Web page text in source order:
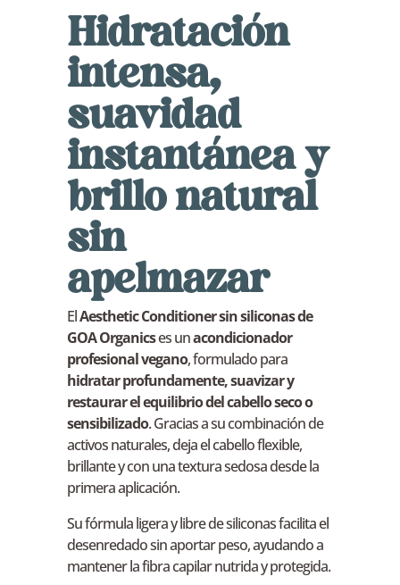
Hidratación
intensa,
suavidad
instantánea y
brillo natural
sin
apelmazar
ElAesthetic Conditioner sin siliconas de
GOA Organicses unacondicionador
profesional vegano, formulado para
hidratar profundamente, suavizar y
restaurar el equilibrio del cabello seco o
sensibilizado. Gracias a su combinación de
activos naturales, deja el cabello flexible,
brillante y con una textura sedosa desde la
primera aplicación.
Su fórmula ligera y libre de siliconas facilita el
desenredado sin aportar peso, ayudando a
mantener la fibra capilar nutrida y protegida.